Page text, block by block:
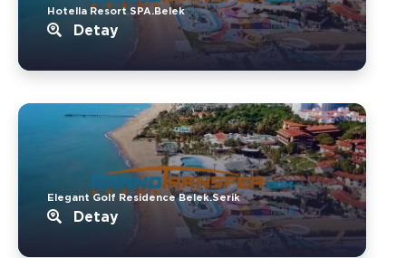
Hotella Resort SPA.Belek
Detay
Elegant Golf Residence Belek.Serik
Detay